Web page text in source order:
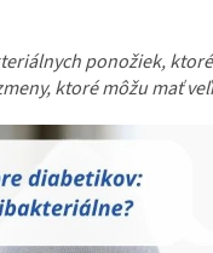
ponožiek,
ktoré môžu mať